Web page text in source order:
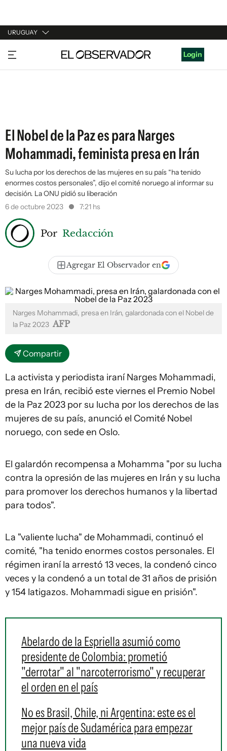
URUGUAY
URUGUAY
ARGENTINA
Login
El Nobel de la Paz es para Narges
Mohammadi, feminista presa en Irán
Su lucha por los derechos de las mujeres en su país “ha tenido
enormes costos personales”, dijo el comité noruego al informar su
decisión. La ONU pidió su liberación
6 de octubre 2023
7:21 hs
Por Redacción
Agregar El Observador en
Narges Mohammadi, presa en Irán, galardonada con el Nobel de
la Paz 2023 AFP
Compartir
La activista y periodista iraní Narges Mohammadi,
presa en Irán, recibió este viernes el Premio Nobel
de la Paz 2023 por su lucha por los derechos de las
mujeres de su país, anunció el Comité Nobel
noruego, con sede en Oslo.
El galardón recompensa a Mohamma "por su lucha
contra la opresión de las mujeres en Irán y su lucha
para promover los derechos humanos y la libertad
para todos".
La "valiente lucha" de Mohammadi, continuó el
comité, "ha tenido enormes costos personales. El
régimen iraní la arrestó 13 veces, la condenó cinco
veces y la condenó a un total de 31 años de prisión
y 154 latigazos. Mohammadi sigue en prisión".
Abelardo de la Espriella asumió como
presidente de Colombia: prometió
"derrotar" al "narcoterrorismo" y recuperar
el orden en el país
No es Brasil, Chile, ni Argentina: este es el
mejor país de Sudamérica para empezar
una nueva vida